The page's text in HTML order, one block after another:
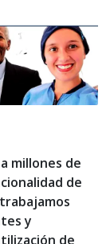
millones de
de
y
de